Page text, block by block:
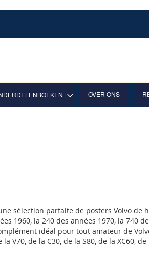
OVER ONS
sélection parfaite de posters Volvo
1960, la 240 des années 1970, la 740
idéal pour tout amateur de
V70, de la C30, de la S80, de la XC60,